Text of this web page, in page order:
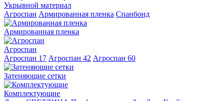
Укрывной материал
Агроспан Армированная пленка Спанбонд
Армированная пленка
Агроспан
Агроспан 17 Агроспан 42 Агроспан 60
Затеняющие сетки
Комплектующие